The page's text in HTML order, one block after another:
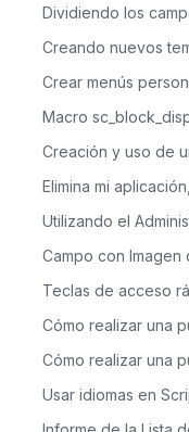
Dividiendo los
Crear menús
Macro
Campo con Imagen
Teclas de acceso
Usar idiomas en
aplicaciones
1 - En la aplicación
lateral izquierdo de
en la opción
el tipo de campo,
(cuatro)
2 - Una vez hecho
las
Estamos
tamaño de carga",
continuación:
3 - Al definir las
tamaño máximo